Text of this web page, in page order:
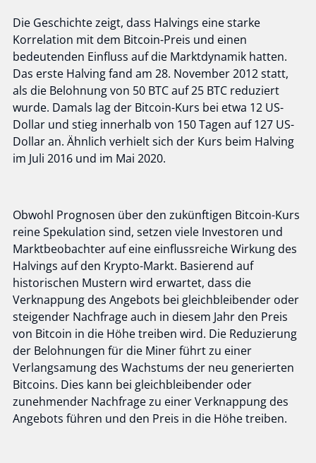
Die Geschichte zeigt, dass Halvings eine starke
Korrelation mit dem Bitcoin-Preis und einen
bedeutenden Einfluss auf die Marktdynamik hatten.
Das erste Halving fand am 28. November 2012 statt,
als die Belohnung von 50 BTC auf 25 BTC reduziert
wurde. Damals lag der Bitcoin-Kurs bei etwa 12 US-
Dollar und stieg innerhalb von 150 Tagen auf 127 US-
Dollar an. Ähnlich verhielt sich der Kurs beim Halving
im Juli 2016 und im Mai 2020.
Obwohl Prognosen über den zukünftigen Bitcoin-Kurs
reine Spekulation sind, setzen viele Investoren und
Marktbeobachter auf eine einflussreiche Wirkung des
Halvings auf den Krypto-Markt. Basierend auf
historischen Mustern wird erwartet, dass die
Verknappung des Angebots bei gleichbleibender oder
steigender Nachfrage auch in diesem Jahr den Preis
von Bitcoin in die Höhe treiben wird. Die Reduzierung
der Belohnungen für die Miner führt zu einer
Verlangsamung des Wachstums der neu generierten
Bitcoins. Dies kann bei gleichbleibender oder
zunehmender Nachfrage zu einer Verknappung des
Angebots führen und den Preis in die Höhe treiben.